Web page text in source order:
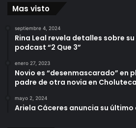
Mas visto
septiembre 4, 2024
Rina Leal revela detalles sobre su
podcast “2 Que 3”
enero 27, 2023
Novio es “desenmascarado” en
padre de otra novia en Choluteca
mayo 2, 2024
Ariela Cáceres anuncia su último